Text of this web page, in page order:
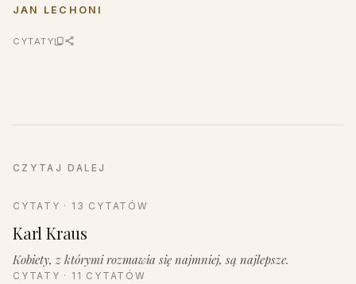
JAN LECHONI
CYTATY
CZYTAJ DALEJ
CYTATY · 13 CYTATÓW
Karl Kraus
Kobiety, z którymi rozmawia się najmniej, są najlepsze.
CYTATY · 11 CYTATÓW